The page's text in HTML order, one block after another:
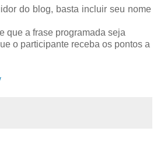
do blog, basta incluir seu nome
que a frase programada seja
o participante receba os pontos a